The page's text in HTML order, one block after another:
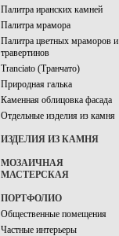
Палитра иранских камней
Палитра мрамора
Палитра цветных мраморов и
травертинов
Tranciato (Транчато)
Природная галька
Каменная облицовка фасада
Отдельные изделия из камня
ИЗДЕЛИЯ ИЗ КАМНЯ
МОЗАИЧНАЯ
МАСТЕРСКАЯ
ПОРТФОЛИО
Общественные помещения
Частные интерьеры